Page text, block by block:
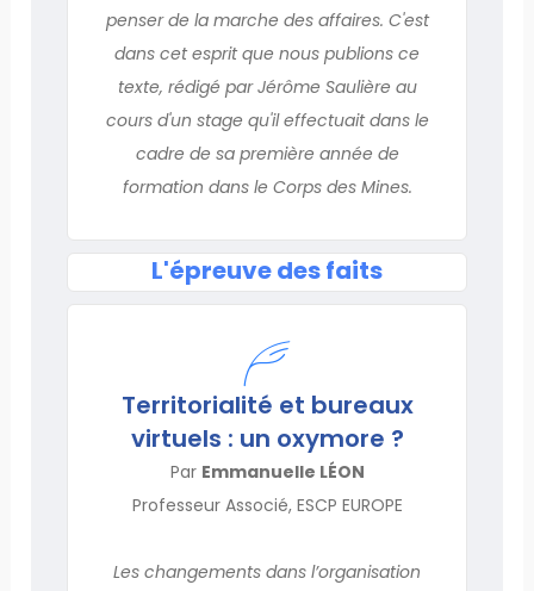
penser de la marche des affaires. C'est
dans cet esprit que nous publions ce
texte, rédigé par Jérôme Saulière au
cours d'un stage qu'il effectuait dans le
cadre de sa première année de
formation dans le Corps des Mines.
L'épreuve des faits
Territorialité et bureaux
virtuels : un oxymore ?
Par Emmanuelle LÉON
Professeur Associé, ESCP EUROPE
Les changements dans l’organisation